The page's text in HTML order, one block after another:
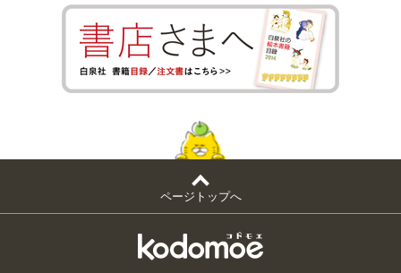
ページトップへ